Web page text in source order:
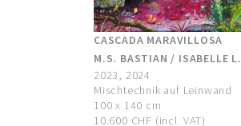
CASCADA MARAVILLOSA
M.S. BASTIAN / ISABELLE L.
2023, 2024
Mischtechnik auf Leinwand
100 x 140 cm
10.600 CHF (incl. VAT)